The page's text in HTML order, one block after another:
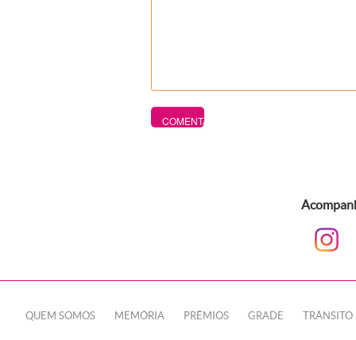
QUEM SOMOS MEMÓRIA PRÊMIOS GRADE TRÂNSITO